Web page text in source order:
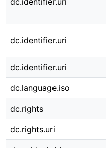
dc.identifier.uri
dc.identifier.uri
dc.language.iso
dc.rights
dc.rights.uri